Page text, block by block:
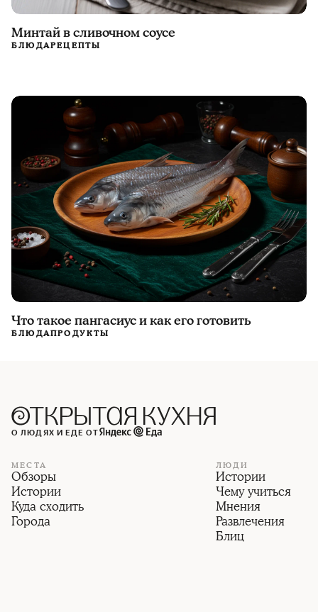
Минтай в сливочном соусе
БЛЮДАРЕЦЕПТЫ
Что такое пангасиус и как его готовить
БЛЮДАПРОДУКТЫ
О ЛЮДЯХ И ЕДЕ ОТ
МЕСТА
Обзоры
Истории
Куда сходить
Города
ЛЮДИ
Истории
Чему учиться
Мнения
Развлечения
Блиц